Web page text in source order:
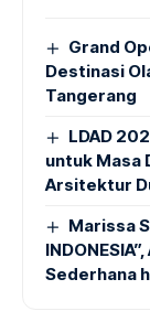
Grand
Destinasi
Tangerang
LDAD
untuk Masa
Arsitektur
Marissa
Sederhana